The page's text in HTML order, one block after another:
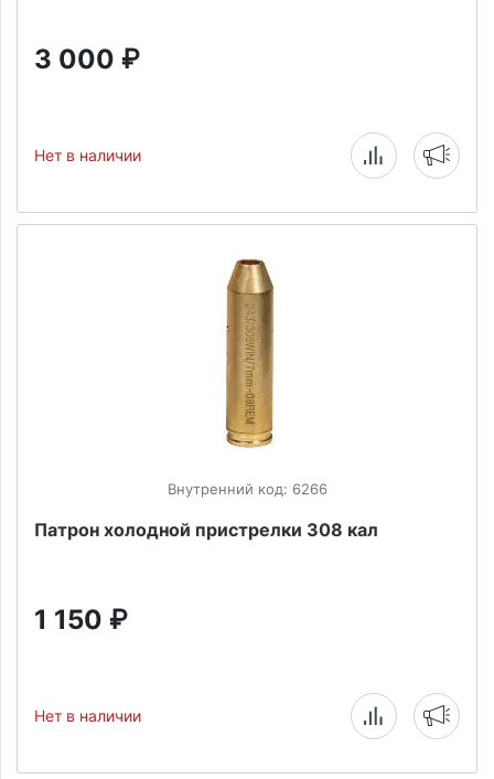
3 000 ₽
Нет в наличии
Внутренний код: 6266
Патрон холодной пристрелки 308 кал
1 150 ₽
Нет в наличии